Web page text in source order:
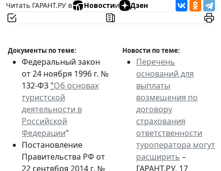
Читать ГАРАНТ.РУ в
Новостии Дзен
Документы по теме: Новости по теме:
Федеральный закон
от 24 ноября 1996 г. №
132-ФЗ "Об основах
туристской
деятельности в
Российской
Федерации"
Постановление
Правительства РФ от
22 сентября 2014 г. №
Перечень
оснований для
выплаты
возмещения по
договору
страхования
ответственности
туроператора могут
расширить –
ГАРАНТ.РУ, 17